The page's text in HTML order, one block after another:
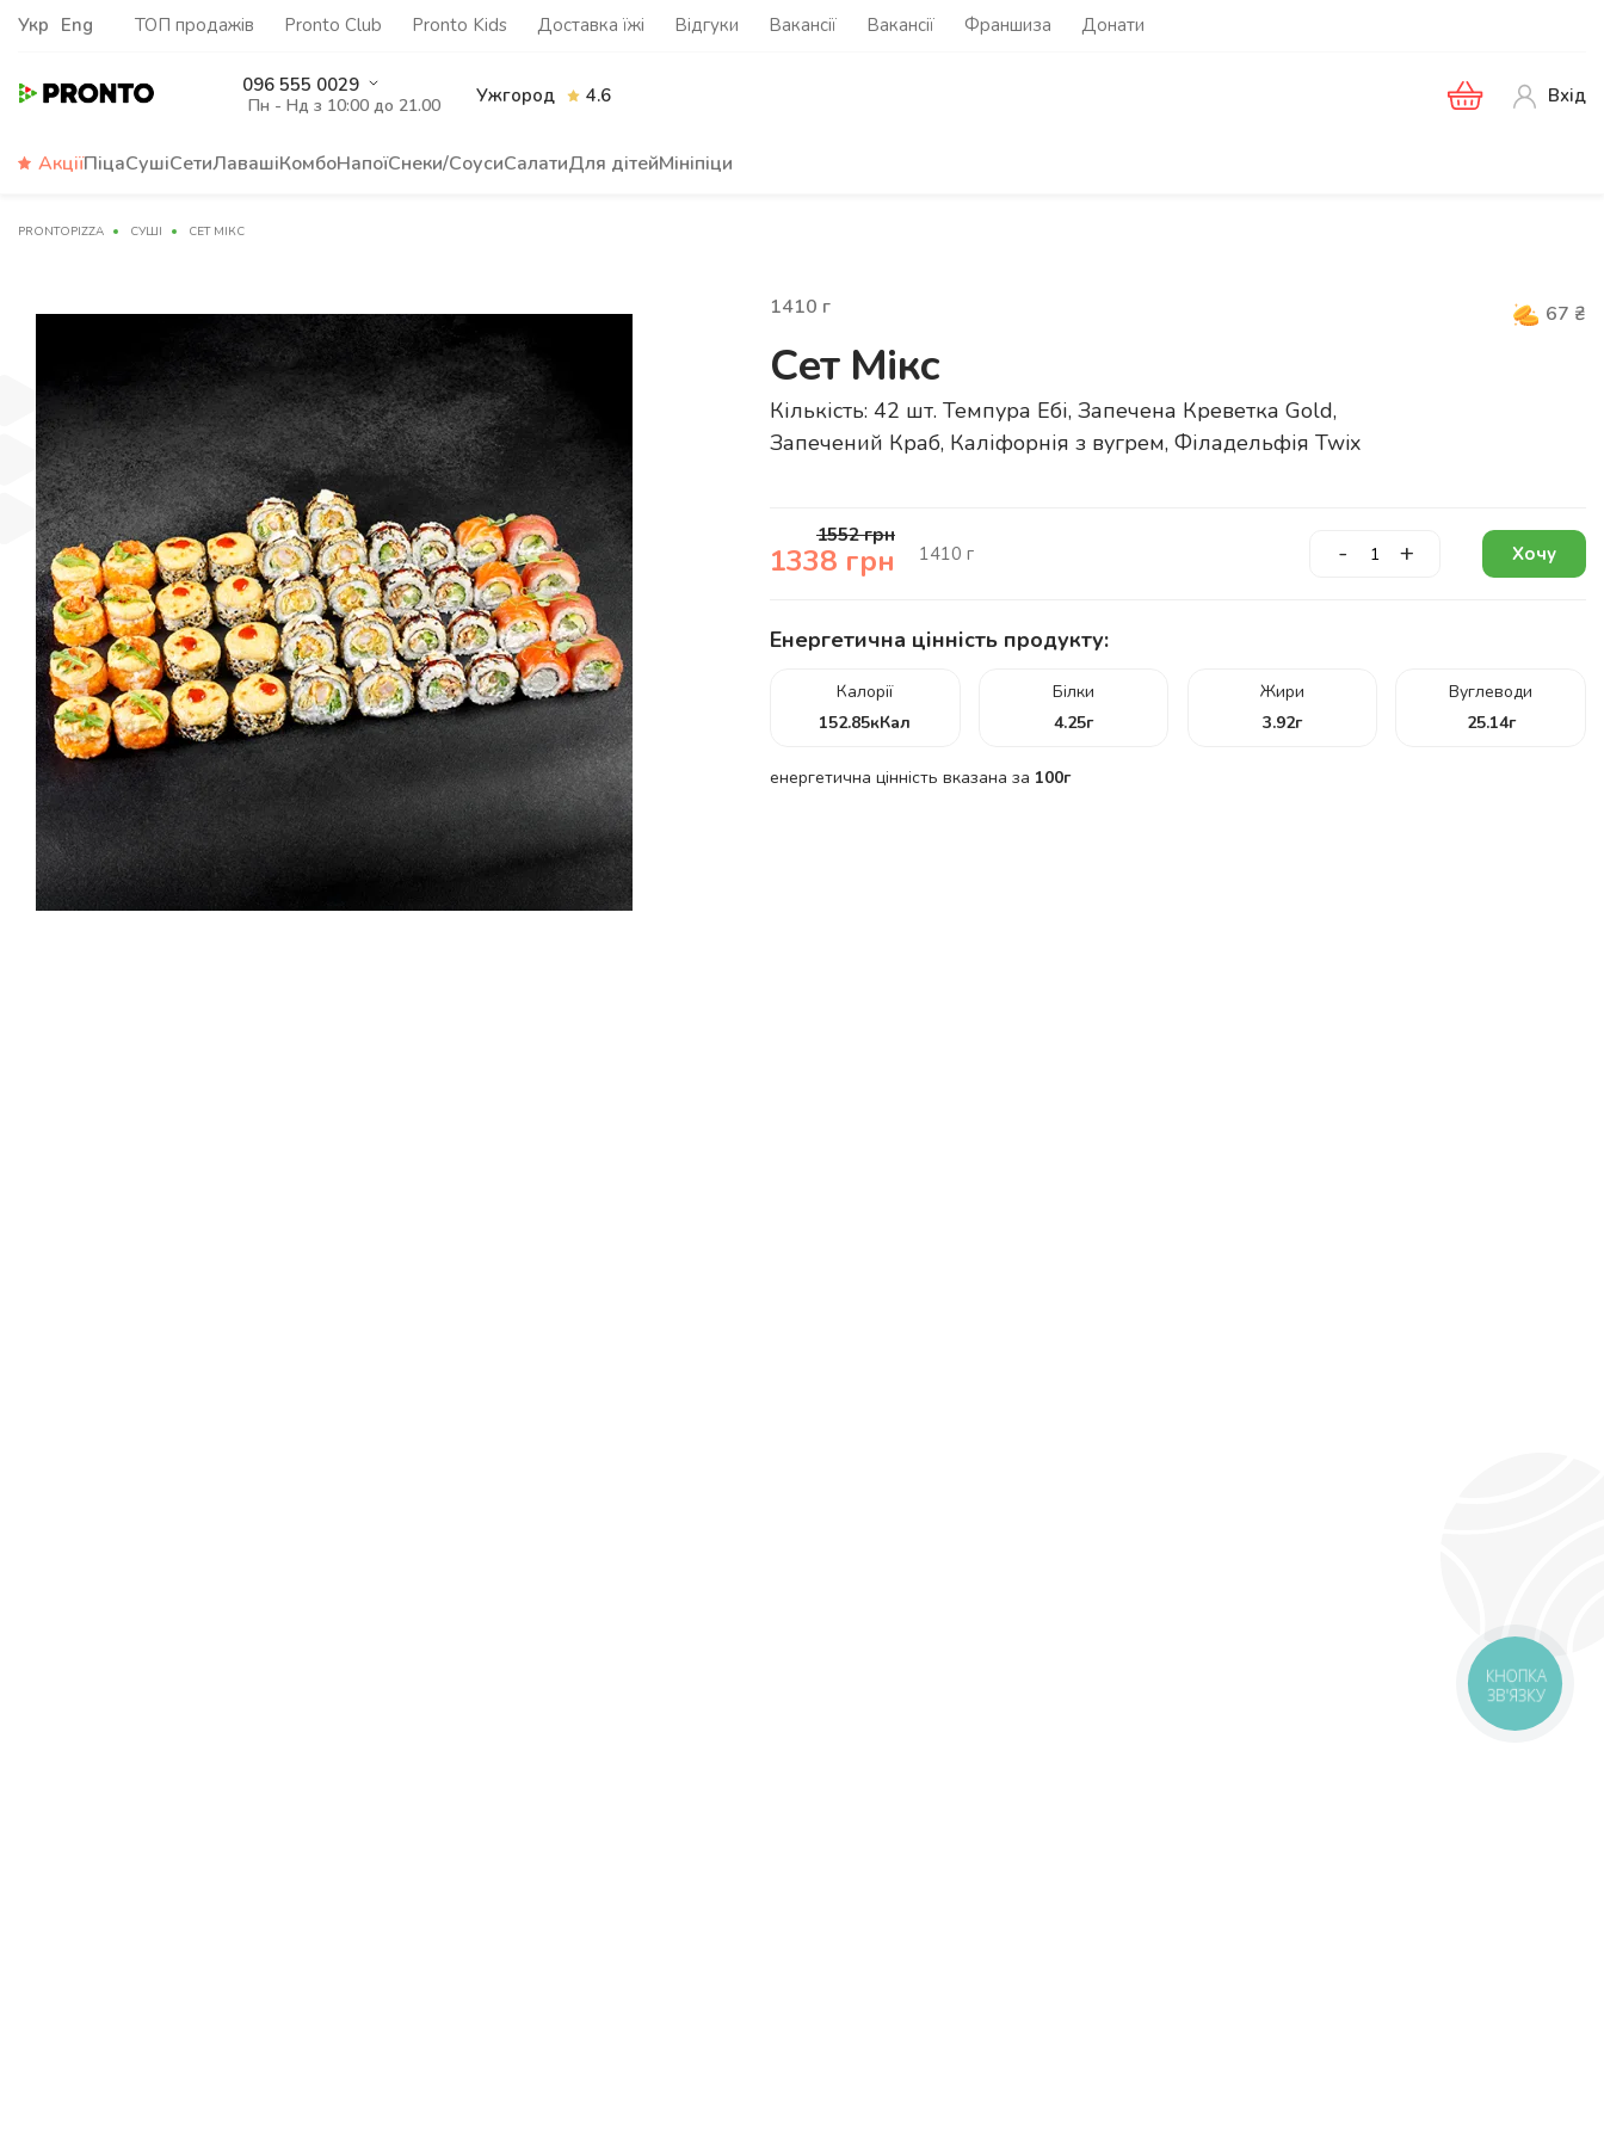
Укр Eng ТОП продажів Pronto Club Pronto Kids Доставка їжі Відгуки Вакансії Вакансії Франшиза Донати
096 555 0029
Пн - Нд з 10:00 до 21.00 Ужгород 4.6 Вхід
АкціїПіцаСушіСетиЛавашіКомбоНапоїСнеки/СоусиСалатиДля дітейМініпіци
PRONTOPIZZA СУШІ СЕТ МІКС
1410 г 67 ₴
Сет Мікс
Кількість: 42 шт. Темпура Ебі, Запечена Креветка Gold,
Запечений Краб, Каліфорнія з вугрем, Філадельфія Twix
1552грн
1338 грн 1410 г - + Хочу
Енергетична цінність продукту:
Калорії
152.85кКал
Білки
4.25г
Жири
3.92г
Вуглеводи
25.14г
енергетична цінність вказана за 100г
КНОПКА
ЗВ'ЯЗКУ